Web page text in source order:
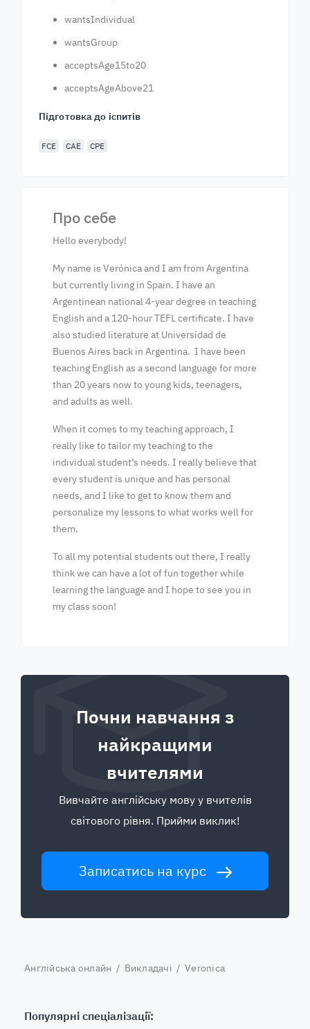
wantsIndividual
wantsGroup
acceptsAge15to20
acceptsAgeAbove21
Підготовка до іспитів
FCE CAE CPE
Про себе
Hello everybody!
My name is Verónica and I am from Argentina
but currently living in Spain. I have an
Argentinean national 4-year degree in teaching
English and a 120-hour TEFL certificate. I have
also studied literature at Universidad de
Buenos Aires back in Argentina. I have been
teaching English as a second language for more
than 20 years now to young kids, teenagers,
and adults as well.
When it comes to my teaching approach, I
really like to tailor my teaching to the
individual student’s needs. I really believe that
every student is unique and has personal
needs, and I like to get to know them and
personalize my lessons to what works well for
them.
To all my potential students out there, I really
think we can have a lot of fun together while
learning the language and I hope to see you in
my class soon!
Почни навчання з
найкращими
вчителями
Вивчайте англійську мову у вчителів
світового рівня. Прийми виклик!
Записатись на курс
Англійська онлайн / Викладачі / Veronica
Популярні спеціалізації: